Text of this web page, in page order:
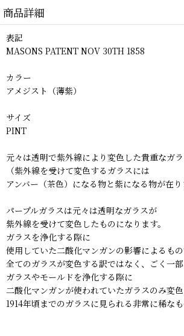
商品詳細
表記
MASONS PATENT NOV 30TH 1858
カラー
アメジスト（薄紫）
サイズ
PINT
元々は透明で紫外線により変色した貴重なガラ
（紫外線を受けて変色するガラスには
アンバー（茶色）になる物と紫になる物が在り
パープルガラスは元々は透明なガラスが
紫外線を受けて変色したものになります。
ガラスを浄化する際に
使用していた二酸化マンガンの影響によるも
全てのガラスが変色する訳ではなく、ごく一部
ガラスやモールドを浄化する際に
二酸化マンガンが使われていたガラスのみ変色
1914年頃までのガラスに見られる非常に稀なも